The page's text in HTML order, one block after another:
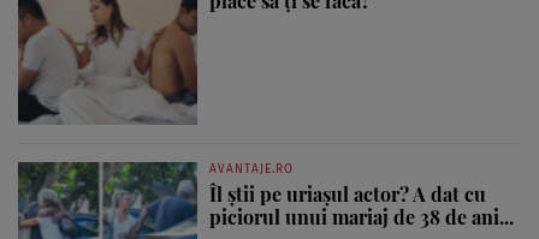
AVANTAJE.RO
Îl știi pe uriașul actor? A dat cu
piciorul unui mariaj de 38 de ani...